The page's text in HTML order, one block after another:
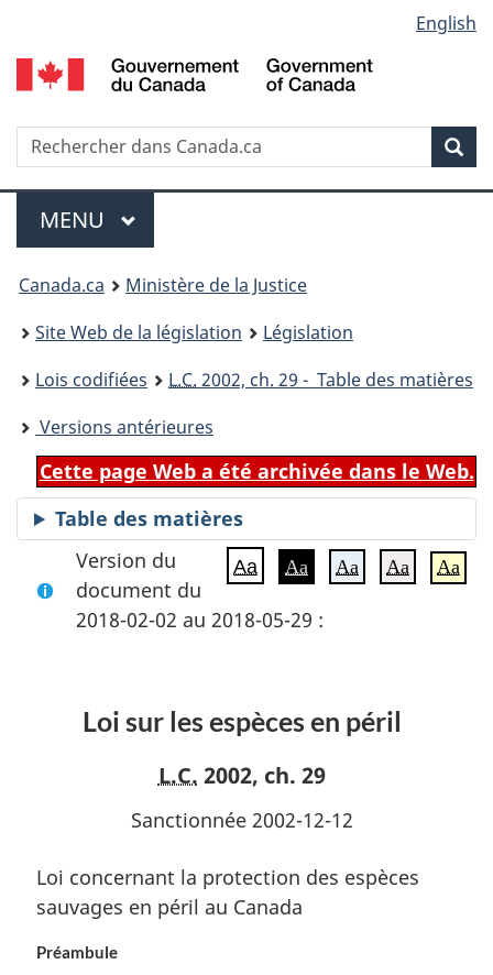
au
contenu
propos
de
la
HTML
simplifiée
selection
English
Recherche
Menu
MENU PRINCIPAL
You
are
here:
Canada.ca
Ministère de la Justice
Site Web de la législation
Législation
Lois codifiées
L.C. 2002, ch. 29 - Table des matières
Versions antérieures
Cette page Web a été archivée dans le Web.
Table des matières
Aa Aa Aa Aa Aa
Version du
document du
2018-02-02 au 2018-05-29 :
Loi sur les espèces en péril
L.C. 2002, ch. 29
Sanctionnée 2002-12-12
Loi concernant la protection des espèces
sauvages en péril au Canada
Préambule